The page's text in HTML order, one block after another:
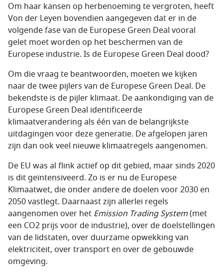
Om haar kansen op herbenoeming te vergroten, heeft
Von der Leyen bovendien aangegeven dat er in de
volgende fase van de Europese Green Deal vooral
gelet moet worden op het beschermen van de
Europese industrie. Is de Europese Green Deal dood?
Om die vraag te beantwoorden, moeten we kijken
naar de twee pijlers van de Europese Green Deal. De
bekendste is de pijler klimaat. De aankondiging van de
Europese Green Deal identificeerde
klimaatverandering als één van de belangrijkste
uitdagingen voor deze generatie. De afgelopen jaren
zijn dan ook veel nieuwe klimaatregels aangenomen.
De EU was al flink actief op dit gebied, maar sinds 2020
is dit geïntensiveerd. Zo is er nu de Europese
Klimaatwet, die onder andere de doelen voor 2030 en
2050 vastlegt. Daarnaast zijn allerlei regels
aangenomen over het Emission Trading System(met
een CO2 prijs voor de industrie), over de doelstellingen
van de lidstaten, over duurzame opwekking van
elektriciteit, over transport en over de gebouwde
omgeving.